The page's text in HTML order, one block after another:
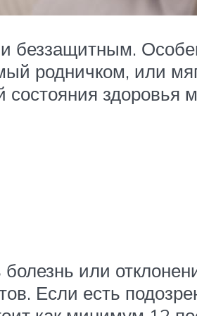
родничком, или
здоровья
или
Если есть